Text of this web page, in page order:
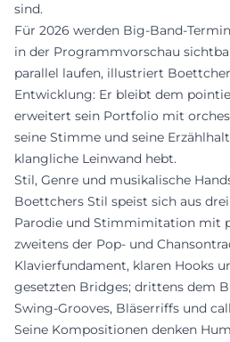
sind.
Für 2026 werden Big-Band-
in der Programmvorschau
parallel laufen, illustriert
Entwicklung: Er bleibt dem
erweitert sein Portfolio mit
seine Stimme und seine
klangliche Leinwand hebt.
Stil, Genre und musikalische
Boettchers Stil speist sich aus
Parodie und Stimmimitation mit
zweitens der Pop- und
Klavierfundament, klaren Hooks
gesetzten Bridges; drittens dem
Swing-Grooves, Bläserriffs und
Seine Kompositionen denken